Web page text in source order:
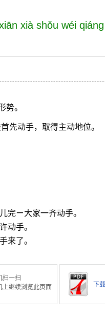
xià shǒu wéi
势。
先动手，取得主动地位。
完ㄧ大家一齐动手。
动手。
来了。
扫一扫
上继续浏览此页面
下